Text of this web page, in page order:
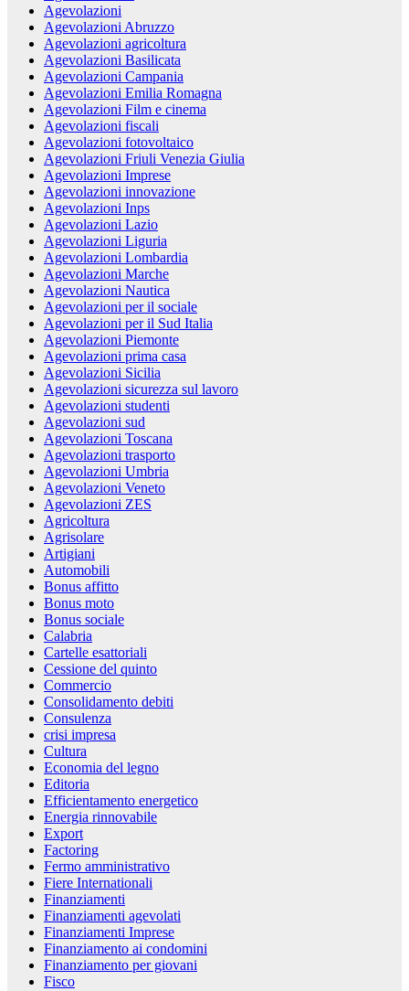
Agevolazioni
Agevolazioni Abruzzo
Agevolazioni agricoltura
Agevolazioni Basilicata
Agevolazioni Campania
Agevolazioni Emilia Romagna
Agevolazioni Film e cinema
Agevolazioni fiscali
Agevolazioni fotovoltaico
Agevolazioni Friuli Venezia Giulia
Agevolazioni Imprese
Agevolazioni innovazione
Agevolazioni Inps
Agevolazioni Lazio
Agevolazioni Liguria
Agevolazioni Lombardia
Agevolazioni Marche
Agevolazioni Nautica
Agevolazioni per il sociale
Agevolazioni per il Sud Italia
Agevolazioni Piemonte
Agevolazioni prima casa
Agevolazioni Sicilia
Agevolazioni sicurezza sul lavoro
Agevolazioni studenti
Agevolazioni sud
Agevolazioni Toscana
Agevolazioni trasporto
Agevolazioni Umbria
Agevolazioni Veneto
Agevolazioni ZES
Agricoltura
Agrisolare
Artigiani
Automobili
Bonus affitto
Bonus moto
Bonus sociale
Calabria
Cartelle esattoriali
Cessione del quinto
Commercio
Consolidamento debiti
Consulenza
crisi impresa
Cultura
Economia del legno
Editoria
Efficientamento energetico
Energia rinnovabile
Export
Factoring
Fermo amministrativo
Fiere Internationali
Finanziamenti
Finanziamenti agevolati
Finanziamenti Imprese
Finanziamento ai condomini
Finanziamento per giovani
Fisco